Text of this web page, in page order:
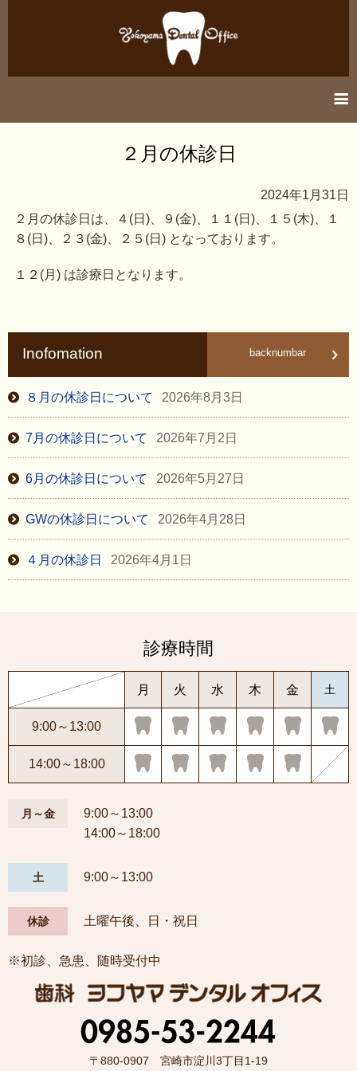
診療案内
アクセス
２月の休診日
2024年1月31日
２月の休診日は、４(日)、９(金)、１１(日)、１５(木)、１
８(日)、２３(金)、２５(日) となっております。
１２(月) は診療日となります。
Inofomation backnumbar
８月の休診日について 2026年8月3日
7月の休診日について 2026年7月2日
6月の休診日について 2026年5月27日
GWの休診日について 2026年4月28日
４月の休診日 2026年4月1日
診療時間
月 火 水 木 金 土
9:00～13:00
14:00～18:00
月～金
9:00～13:00
14:00～18:00
土 9:00～13:00
休診 土曜午後、日・祝日
※初診、急患、随時受付中
〒880-0907 宮崎市淀川3丁目1-19